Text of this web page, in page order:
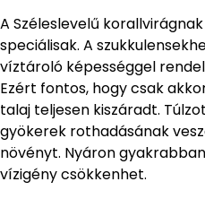
A Széleslevelű
speciálisak. A
víztároló képességgel
Ezért fontos, hogy csak
talaj teljesen kiszáradt.
gyökerek rothadásának
növényt. Nyáron
vízigény csökkenhet.